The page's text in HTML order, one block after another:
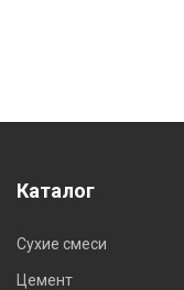
Каталог
Сухие смеси
Цемент